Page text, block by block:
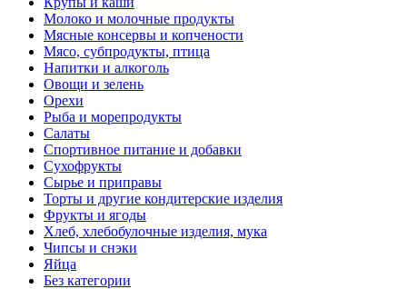
Молоко и молочные продукты
Мясные консервы и копчености
Мясо, субпродукты, птица
Напитки и алкоголь
Овощи и зелень
Орехи
Рыба и морепродукты
Салаты
Спортивное питание и добавки
Сухофрукты
Сырье и приправы
Торты и другие кондитерские изделия
Фрукты и ягоды
Хлеб, хлебобулочные изделия, мука
Чипсы и снэки
Яйца
Без категории